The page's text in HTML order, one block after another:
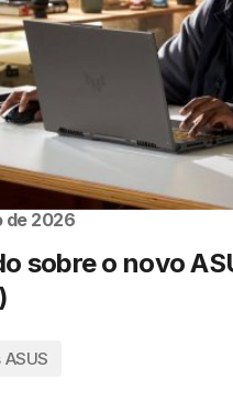
de 2026
sobre o novo